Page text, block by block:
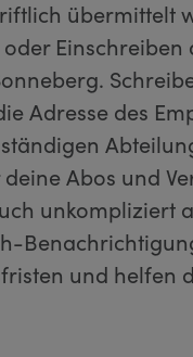
übermittelt
Einschreiben
Adresse des
Abos und
unkompliziert
und helfen